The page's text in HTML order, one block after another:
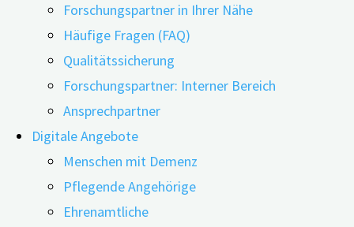
Forschungspartner in Ihrer Nähe
Häufige Fragen (FAQ)
Qualitätssicherung
Forschungspartner: Interner Bereich
Ansprechpartner
Digitale Angebote
Menschen mit Demenz
Pflegende Angehörige
Ehrenamtliche
25.03.2026
In der modernen Demenzversorgung ist die
personalisierte Pflege ein entscheidender Faktor
für Lebensqualität. Dabei steht eine Frage im
Vordergrund: Wie können Fachkräfte die
individuellen Bedürfnisse der Betroffenen erkennen
und erfüllen, wenn die verbale Verständigung
schwieriger wird? Eine aktuelle systematische